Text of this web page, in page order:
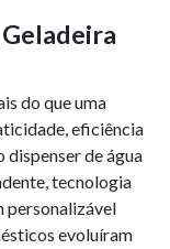
do que uma
eficiência
dispenser de água
tecnologia
personalizável
evoluíram